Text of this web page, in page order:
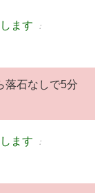
ます ：
落石なしで5分
ます ：